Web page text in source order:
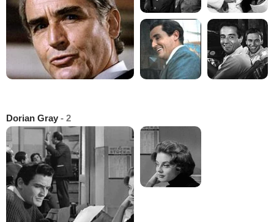
Dorian Gray - 2